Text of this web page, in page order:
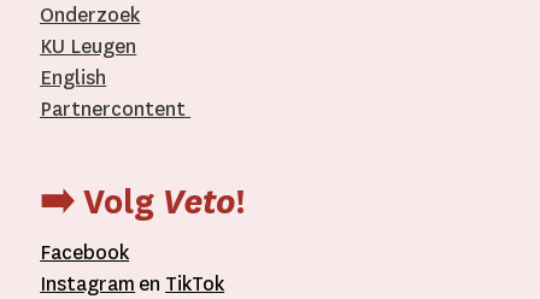
Onderzoek
KU Leugen
English
Partnercontent
➡️ Volg Veto!
Facebook
Instagram en TikTok